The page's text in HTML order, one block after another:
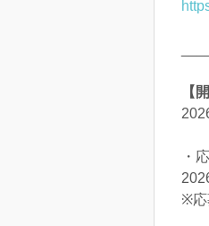
【
・
※応